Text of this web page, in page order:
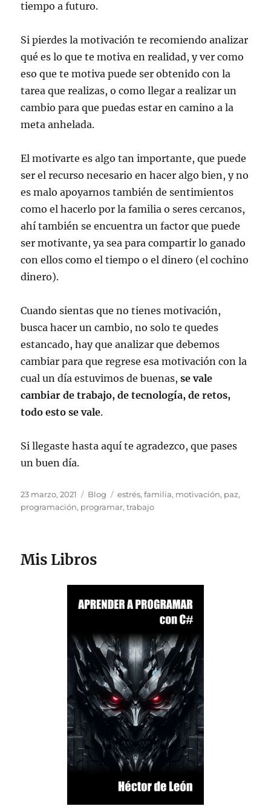
tiempo a futuro.
Si pierdes la motivación te recomiendo analizar
qué es lo que te motiva en realidad, y ver como
eso que te motiva puede ser obtenido con la
tarea que realizas, o como llegar a realizar un
cambio para que puedas estar en camino a la
meta anhelada.
El motivarte es algo tan importante, que puede
ser el recurso necesario en hacer algo bien, y no
es malo apoyarnos también de sentimientos
como el hacerlo por la familia o seres cercanos,
ahí también se encuentra un factor que puede
ser motivante, ya sea para compartir lo ganado
con ellos como el tiempo o el dinero (el cochino
dinero).
Cuando sientas que no tienes motivación,
busca hacer un cambio, no solo te quedes
estancado, hay que analizar que debemos
cambiar para que regrese esa motivación con la
cual un día estuvimos de buenas,se vale
cambiar de trabajo, de tecnología, de retos,
todo esto se vale.
Si llegaste hasta aquí te agradezco, que pases
un buen día.
Publicado
el
23 marzo, 2021 Categorías
Blog Etiquetas
estrés,familia, motivación, paz,
programación, programar,trabajo
Mis Libros